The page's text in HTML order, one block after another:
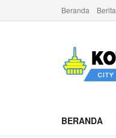
Beranda Berita
BERANDA